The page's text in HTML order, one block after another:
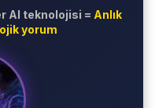
AI teknolojisi = Anlık
yorum